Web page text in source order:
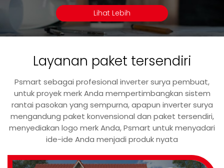
Lihat Lebih
Layanan paket tersendiri
Psmart sebagai profesional inverter surya pembuat,
untuk proyek merk Anda mempertimbangkan sistem
rantai pasokan yang sempurna, apapun inverter surya
mengandung paket konvensional dan paket tersendiri,
menyediakan logo merk Anda, Psmart untuk menyadari
ide-ide Anda menjadi produk nyata